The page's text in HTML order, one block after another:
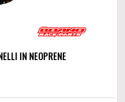
IN NEOPRENE